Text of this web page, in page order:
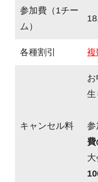
参加費（1チー
ム）
各種割引 複
キャンセル料
生
費